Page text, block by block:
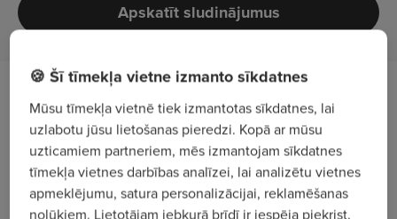
Apskatīt sludinājumus
Darba apraksts
Dzelzceļa pārvadājumu izsekošana CRM
sistēmā.
Rēķinu izrakstīšana klientiem.
🍪 Šī tīmekļa vietne izmanto sīkdatnes
Mūsu tīmekļa vietnē tiek izmantotas sīkdatnes, lai
uzlabotu jūsu lietošanas pieredzi. Kopā ar mūsu
uzticamiem partneriem, mēs izmantojam sīkdatnes
tīmekļa vietnes darbības analīzei, lai analizētu vietnes
apmeklējumu, satura personalizācijai, reklamēšanas
nolūkiem. Lietotājam jebkurā brīdī ir iespēja piekrist,